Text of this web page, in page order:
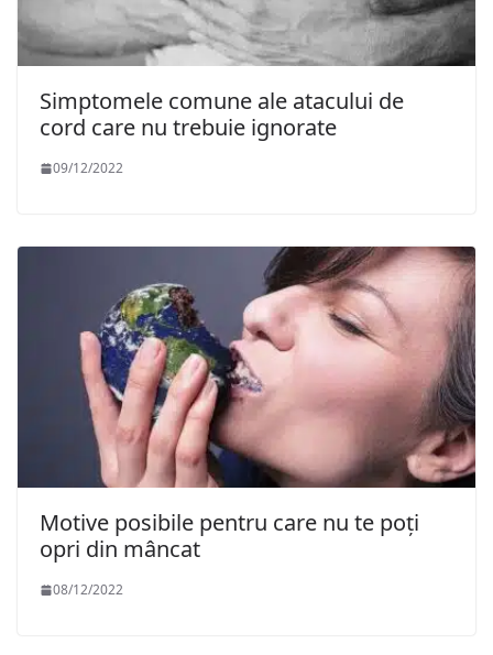
Simptomele comune ale atacului de
cord care nu trebuie ignorate
09/12/2022
Motive posibile pentru care nu te poți
opri din mâncat
08/12/2022